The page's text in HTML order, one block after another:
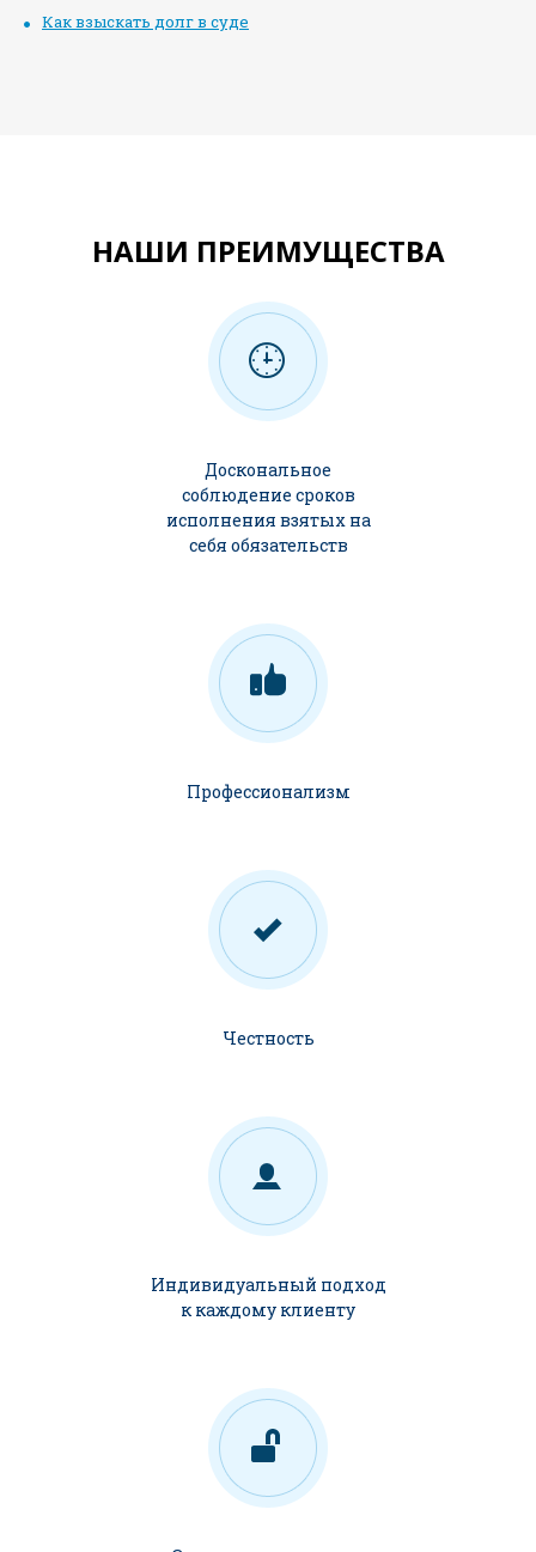
Как взыскать долг в суде
НАШИ ПРЕИМУЩЕСТВА
Доскональное
соблюдение сроков
исполнения взятых на
себя обязательств
Профессионализм
Честность
Индивидуальный подход
к каждому клиенту